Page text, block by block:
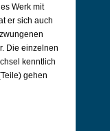
Werk mit
er sich auch
Die einzelnen
kenntlich
gehen